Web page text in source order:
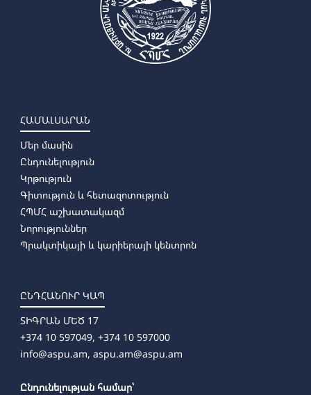
ՀԱՄԱԼՍԱՐԱՆ
Մեր մասին
Ընդունելություն
Կրթություն
Գիտություն և հետազոտություն
ՀՊՄՀ աշխատակազմ
Նորություններ
Պրակտիկայի և կարիերայի կենտրոն
ԸՆԴՀԱՆՈՒՐ ԿԱՊ
ՏԻԳՐԱՆ ՄԵԾ 17
+374 10 597049, +374 10 597000
info@aspu.am, aspu.am@aspu.am
Ընդունելության համար՝